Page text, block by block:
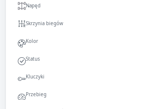
Napęd
Skrzynia biegów
Kolor
Status
Kluczyki
Przebieg